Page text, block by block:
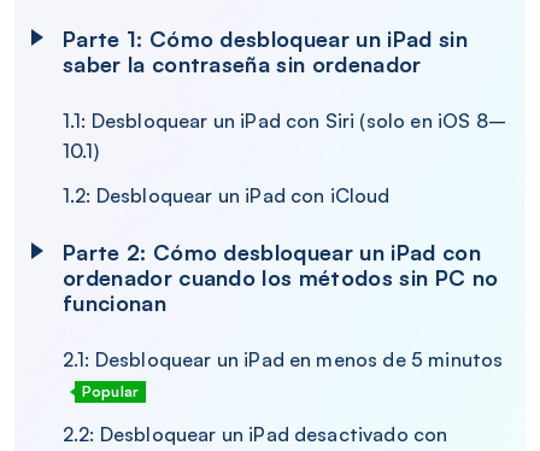
Parte 1: Cómo desbloquear un iPad sin
saber la contraseña sin ordenador
1.1: Desbloquear un iPad con Siri (solo en iOS 8–
10.1)
1.2: Desbloquear un iPad con iCloud
Parte 2: Cómo desbloquear un iPad con
ordenador cuando los métodos sin PC no
funcionan
2.1: Desbloquear un iPad en menos de 5 minutos
Popular
2.2: Desbloquear un iPad desactivado con